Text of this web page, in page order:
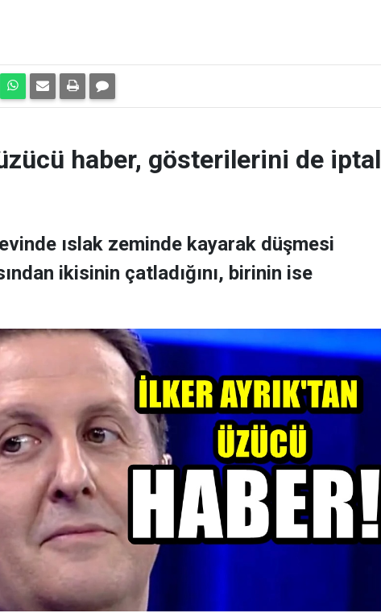
haber, gösterilerini de iptal
ıslak zeminde kayarak düşmesi
ikisinin çatladığını, birinin ise